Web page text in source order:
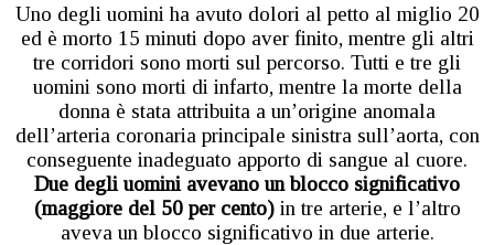
Uno degli uomini ha avuto dolori al petto al miglio 20
ed è morto 15 minuti dopo aver finito, mentre gli altri
tre corridori sono morti sul percorso. Tutti e tre gli
uomini sono morti di infarto, mentre la morte della
donna è stata attribuita a un’origine anomala
dell’arteria coronaria principale sinistra sull’aorta, con
conseguente inadeguato apporto di sangue al cuore.
Due degli uomini avevano un blocco significativo
(maggiore del 50 per cento)in tre arterie, e l’altro
aveva un blocco significativo in due arterie.